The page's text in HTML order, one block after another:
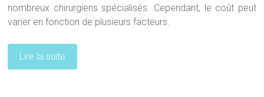
nombreux chirurgiens spécialisés. Cependant, le coût peut
varier en fonction de plusieurs facteurs.
Lire la suite